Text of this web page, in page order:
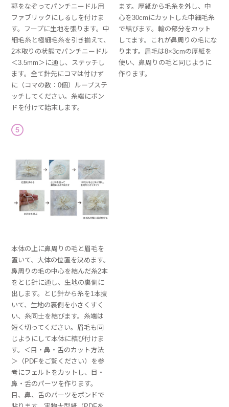
郭をなぞってパンチニードル用
ファブリックにしるしを付けま
す。フープに生地を張ります。中
細毛糸と極細毛糸を引き揃えて、
2本取りの状態でパンチニードル
＜3.5mm＞に通し、ステッチし
ます。全て針先にコマは付けず
に（コマの数：0個）ループステ
ッチしてください。糸端にボン
ドを付けて始末します。
ます。厚紙から毛糸を外し、中
心を30cmにカットした中細毛糸
で結びます。輪の部分をカット
してます。これが鼻周りの毛にな
ります。眉毛は8×3cmの厚紙を
使い、鼻周りの毛と同じように
作ります。
5
本体の上に鼻周りの毛と眉毛を
置いて、大体の位置を決めます。
鼻周りの毛の中心を結んだ糸2本
をとじ針に通し、生地の裏側に
出します。とじ針から糸を1本抜
いて、生地の裏側を小さくすく
い、糸同士を結びます。糸端は
短く切ってください。眉毛も同
じようにして本体に結び付けま
す。＜目・鼻・舌のカット方法
＞（PDFをご覧ください）を参
考にフェルトをカットし、目・
鼻・舌のパーツを作ります。
目、鼻、舌のパーツをボンドで